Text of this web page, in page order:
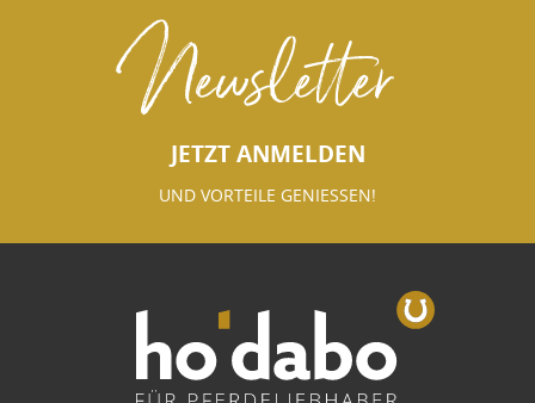
Newsletter
JETZT ANMELDEN
UND VORTEILE GENIESSEN!